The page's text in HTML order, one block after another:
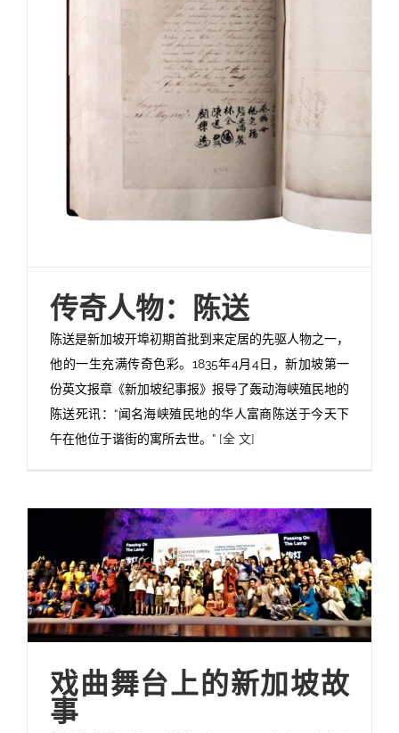
传奇人物：陈送
陈送是新加坡开埠初期首批到来定居的先驱人物之一，
他的一生充满传奇色彩。1835年4月4日，新加坡第一
份英文报章《新加坡纪事报》报导了轰动海峡殖民地的
陈送死讯：“闻名海峡殖民地的华人富商陈送于今天下
午在他位于谐街的寓所去世。” [全 文]
戏曲舞台上的新加坡故
事